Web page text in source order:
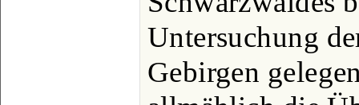
Untersuchung
Gebirgen